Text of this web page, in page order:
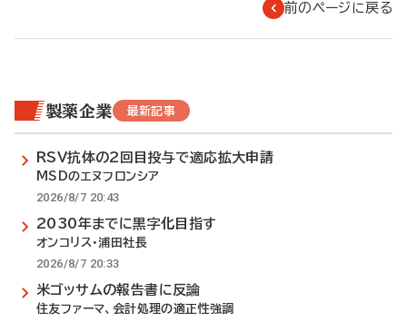
前のページに戻る
製薬企業 最新記事
RSV抗体の2回目投与で適応拡大申請
MSDのエヌフロンシア
2026/8/7 20:43
2030年までに黒字化目指す
オンコリス・浦田社長
2026/8/7 20:33
米ゴッサムの報告書に反論
住友ファーマ、会計処理の適正性強調